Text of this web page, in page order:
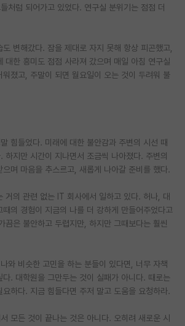
판
시판
처럼 되어가고 있었다. 연구실 분위기는 점점 더
변해갔다. 잠을 제대로 자지 못해 항상 피곤했고,
대한 흥미도 점점 사라져 갔으며 매일 아침 연구실
워졌고, 주말이 되면 월요일이 오는 것이 두려워 불
힘들었다. 미래에 대한 불안감과 주변의 시선 때
하지만 시간이 지나면서 조금씩 나아졌다. 주변의
으며 마음을 추스르고, 새롭게 나아갈 준비를 했다.
거의 관련 없는 IT 회사에서 일하고 있다. 허나, 대
때의 경험이 지금의 나를 더 강하게 만들어주었다고
끔은 불안하고 두렵지만, 하지만 그때보다는 훨씬
와 비슷한 고민을 하는 분들이 있다면, 너무 자책
다. 대학원을 그만두는 것이 실패가 아니다. 때로는
요하다. 지금 힘들다면 주저 말고 도움을 요청하라.
모든 것이 끝나는 것은 아니다. 오히려 새로운 시